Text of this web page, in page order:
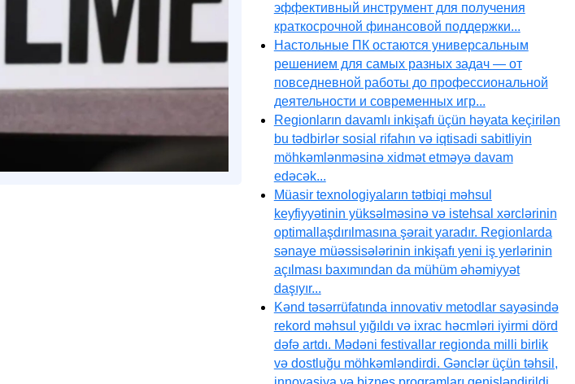
эффективный инструмент для получения
краткосрочной финансовой поддержки...
Настольные ПК остаются универсальным
решением для самых разных задач — от
повседневной работы до профессиональной
деятельности и современных игр...
Regionların davamlı inkişafı üçün həyata keçirilən
bu tədbirlər sosial rifahın və iqtisadi sabitliyin
möhkəmlənməsinə xidmət etməyə davam
edəcək...
Müasir texnologiyaların tətbiqi məhsul
keyfiyyətinin yüksəlməsinə və istehsal xərclərinin
optimallaşdırılmasına şərait yaradır. Regionlarda
sənaye müəssisələrinin inkişafı yeni iş yerlərinin
açılması baxımından da mühüm əhəmiyyət
daşıyır...
Kənd təsərrüfatında innovativ metodlar sayəsində
rekord məhsul yığıldı və ixrac həcmləri iyirmi dörd
dəfə artdı. Mədəni festivallar regionda milli birlik
və dostluğu möhkəmləndirdi. Gənclər üçün təhsil,